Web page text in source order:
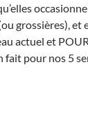
grossières), et
actuel et
fait pour nos 5